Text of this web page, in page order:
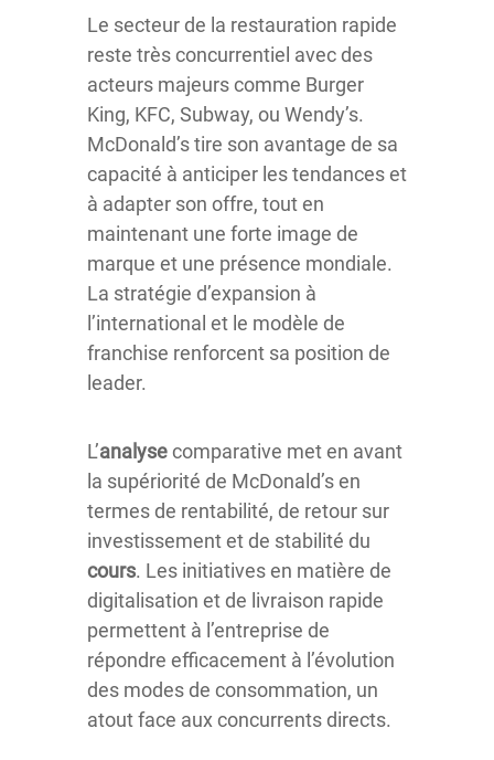
Le secteur de la restauration rapide
reste très concurrentiel avec des
acteurs majeurs comme Burger
King, KFC, Subway, ou Wendy’s.
McDonald’s tire son avantage de sa
capacité à anticiper les tendances et
à adapter son offre, tout en
maintenant une forte image de
marque et une présence mondiale.
La stratégie d’expansion à
l’international et le modèle de
franchise renforcent sa position de
leader.
L’analysecomparative met en avant
la supériorité de McDonald’s en
termes de rentabilité, de retour sur
investissement et de stabilité du
cours. Les initiatives en matière de
digitalisation et de livraison rapide
permettent à l’entreprise de
répondre efficacement à l’évolution
des modes de consommation, un
atout face aux concurrents directs.